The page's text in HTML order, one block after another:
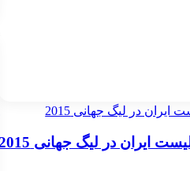
در لیگ جهانی 2015
ایران در لیگ جهانی 2015